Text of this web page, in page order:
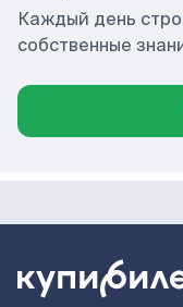
Каждый день
собственные